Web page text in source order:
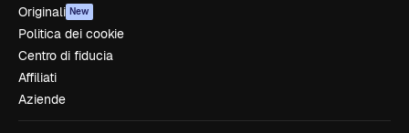
Originali New
Politica dei cookie
Centro di fiducia
Affiliati
Aziende